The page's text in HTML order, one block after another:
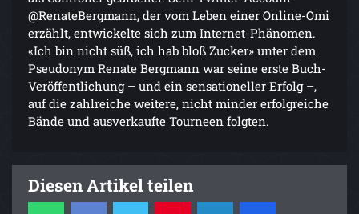
@RenateBergmann, der vom Leben einer Online-Omi
erzählt, entwickelte sich zum Internet-Phänomen.
«Ich bin nicht süß, ich hab bloß Zucker» unter dem
Pseudonym Renate Bergmann war seine erste Buch-
Veröffentlichung – und ein sensationeller Erfolg –,
auf die zahlreiche weitere, nicht minder erfolgreiche
Bände und ausverkaufte Tourneen folgten.
Diesen Artikel teilen